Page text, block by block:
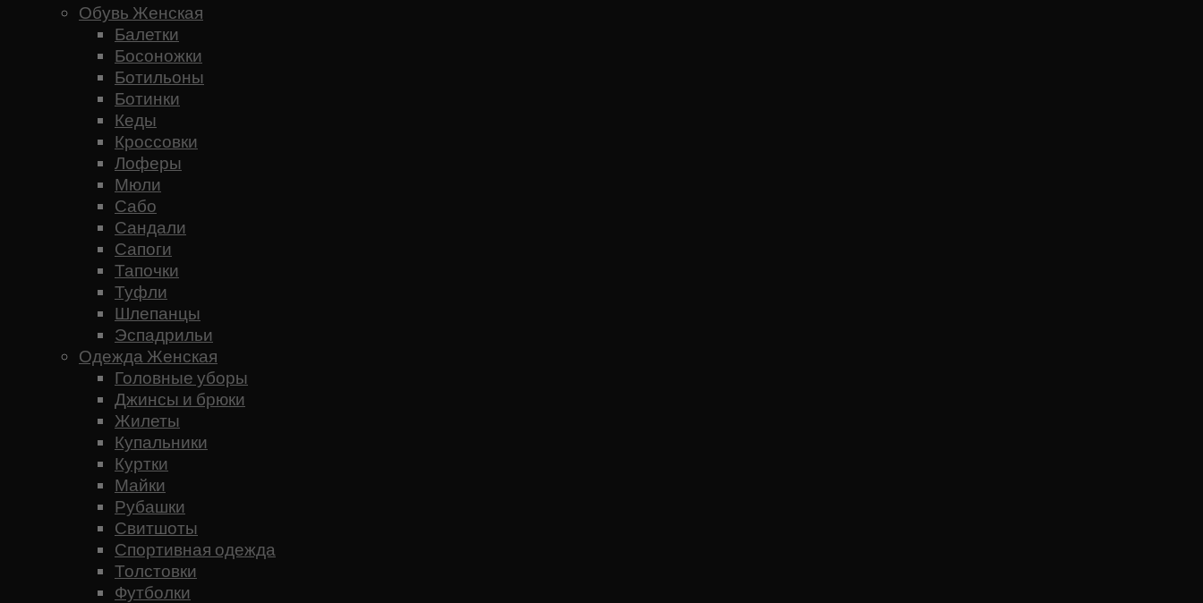
Обувь Женская
Балетки
Босоножки
Ботильоны
Ботинки
Кеды
Кроссовки
Лоферы
Мюли
Сабо
Сандали
Сапоги
Тапочки
Туфли
Шлепанцы
Эспадрильи
Одежда Женская
Головные уборы
Джинсы и брюки
Жилеты
Купальники
Куртки
Майки
Рубашки
Свитшоты
Спортивная одежда
Толстовки
Футболки